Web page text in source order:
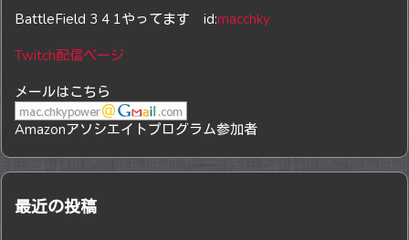
BattleField 3 4 1やってます id:macchky
Twitch配信ページ
メールはこちら
Amazonアソシエイトプログラム参加者
最近の投稿